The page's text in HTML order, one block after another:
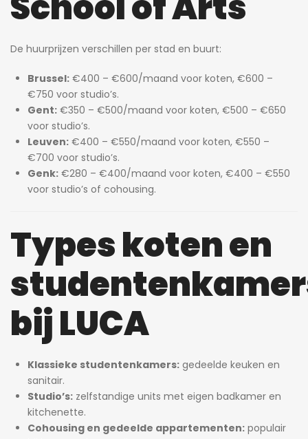
De huurprijzen verschillen per stad en buurt:
Brussel: €400 – €600/maand voor koten, €600 –
€750 voor studio’s.
Gent: €350 – €500/maand voor koten, €500 – €650
voor studio’s.
Leuven: €400 – €550/maand voor koten, €550 –
€700 voor studio’s.
Genk: €280 – €400/maand voor koten, €400 – €550
voor studio’s of cohousing.
Types koten en
bij LUCA
Klassieke studentenkamers: gedeelde keuken en
sanitair.
Studio’s: zelfstandige units met eigen badkamer en
kitchenette.
Cohousing en gedeelde appartementen: populair